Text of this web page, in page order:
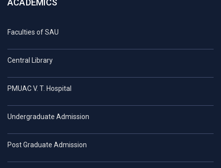
ACADEMICS
Faculties of SAU
Central Library
PMUAC V. T. Hospital
Undergraduate Admission
Post Graduate Admission